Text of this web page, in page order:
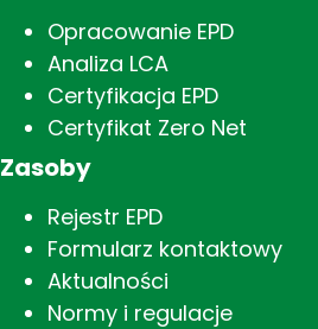
Opracowanie EPD
Analiza LCA
Certyfikacja EPD
Certyfikat Zero Net
Zasoby
Rejestr EPD
Formularz kontaktowy
Aktualności
Normy i regulacje